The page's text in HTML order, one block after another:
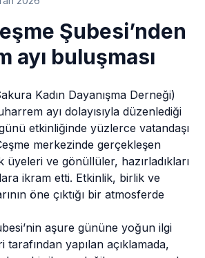
Şubesi’nden
ayı buluşması
Kadın Dayanışma Derneği)
ayı dolayısıyla düzenlediği
etkinliğinde yüzlerce vatandaşı
merkezinde gerçekleşen
üyeleri ve gönüllüler, hazırladıkları
ikram etti. Etkinlik, birlik ve
öne çıktığı bir atmosferde
aşure gününe yoğun ilgi
yapılan açıklamada,